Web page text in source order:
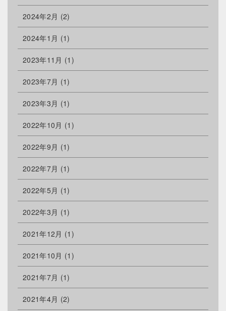
2024年2月 (2)
2024年1月 (1)
2023年11月 (1)
2023年7月 (1)
2023年3月 (1)
2022年10月 (1)
2022年9月 (1)
2022年7月 (1)
2022年5月 (1)
2022年3月 (1)
2021年12月 (1)
2021年10月 (1)
2021年7月 (1)
2021年4月 (2)